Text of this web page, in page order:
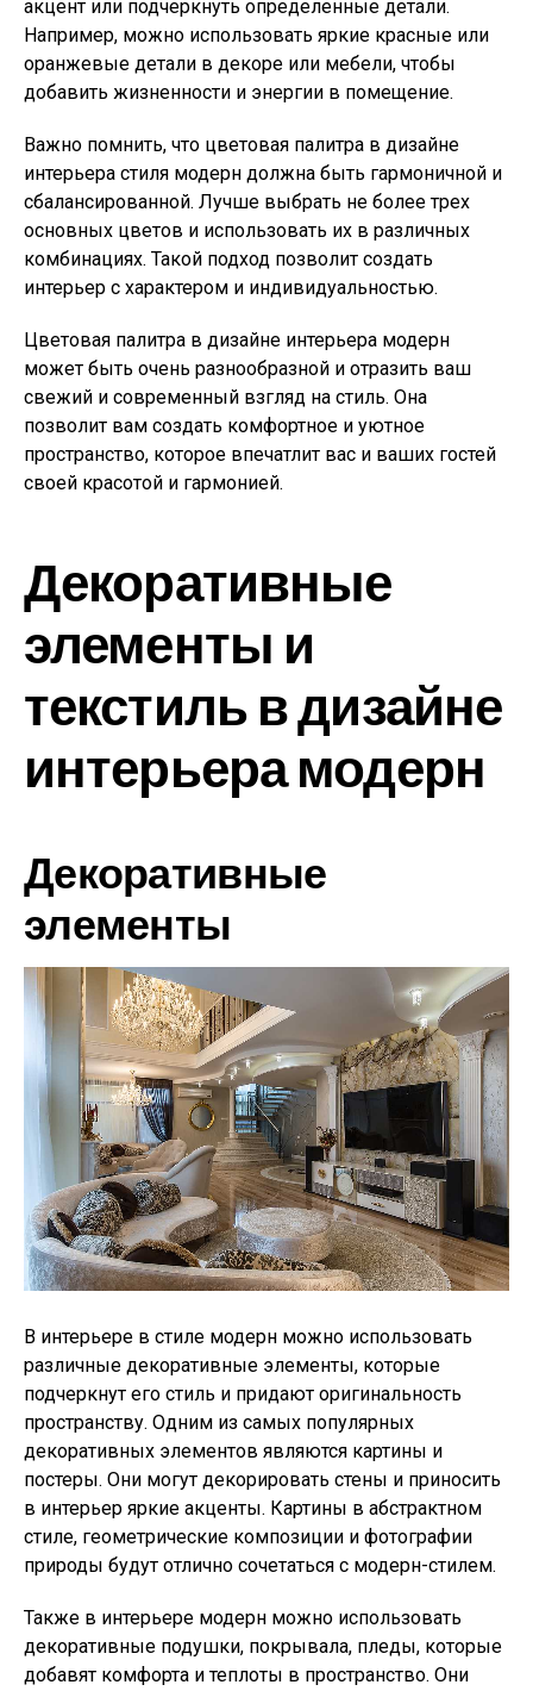
акцент или подчеркнуть определенные детали.
Например, можно использовать яркие красные или
оранжевые детали в декоре или мебели, чтобы
добавить жизненности и энергии в помещение.
Важно помнить, что цветовая палитра в дизайне
интерьера стиля модерн должна быть гармоничной и
сбалансированной. Лучше выбрать не более трех
основных цветов и использовать их в различных
комбинациях. Такой подход позволит создать
интерьер с характером и индивидуальностью.
Цветовая палитра в дизайне интерьера модерн
может быть очень разнообразной и отразить ваш
свежий и современный взгляд на стиль. Она
позволит вам создать комфортное и уютное
пространство, которое впечатлит вас и ваших гостей
своей красотой и гармонией.
Декоративные
элементы и
текстиль в дизайне
интерьера модерн
Декоративные
элементы
В интерьере в стиле модерн можно использовать
различные декоративные элементы, которые
подчеркнут его стиль и придают оригинальность
пространству. Одним из самых популярных
декоративных элементов являются картины и
постеры. Они могут декорировать стены и приносить
в интерьер яркие акценты. Картины в абстрактном
стиле, геометрические композиции и фотографии
природы будут отлично сочетаться с модерн-стилем.
Также в интерьере модерн можно использовать
декоративные подушки, покрывала, пледы, которые
добавят комфорта и теплоты в пространство. Они